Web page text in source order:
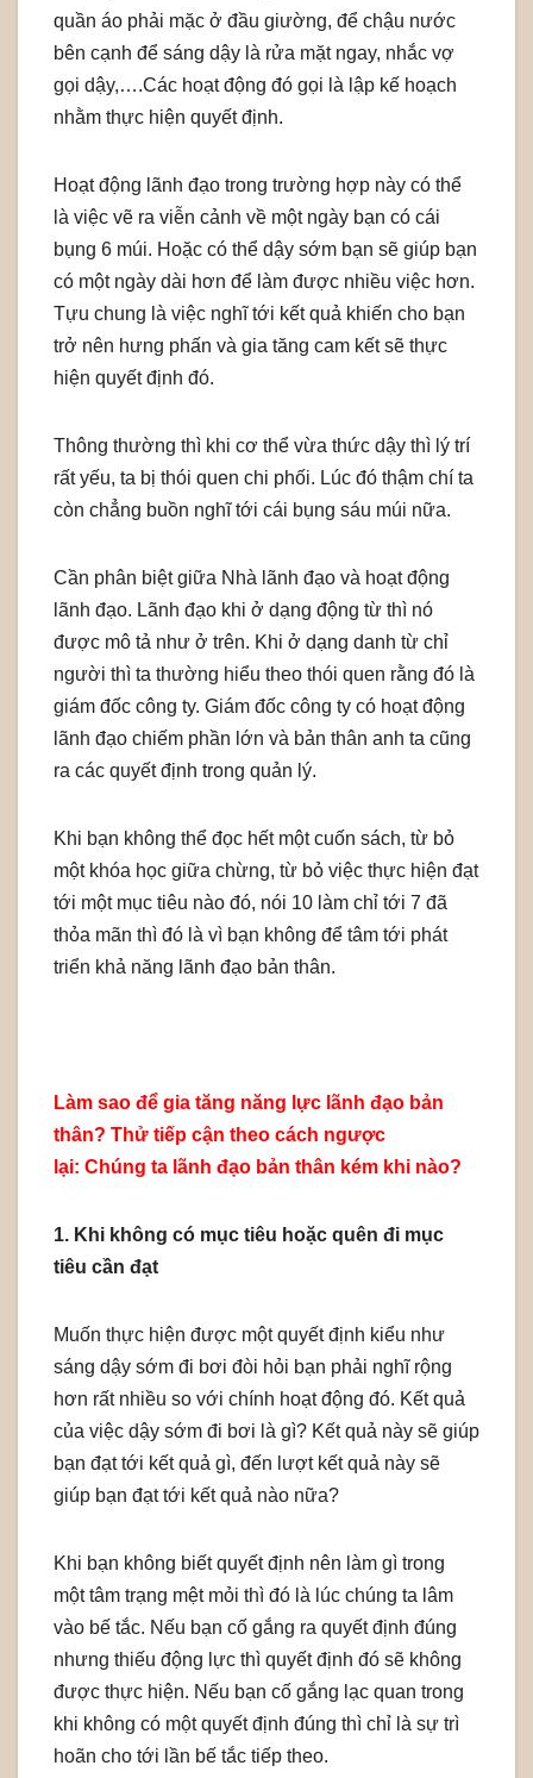
quần áo phải mặc ở đầu giường, để chậu nước
bên cạnh để sáng dậy là rửa mặt ngay, nhắc vợ
gọi dậy,….Các hoạt động đó gọi là lập kế hoạch
nhằm thực hiện quyết định.
Hoạt động lãnh đạo trong trường hợp này có thể
là việc vẽ ra viễn cảnh về một ngày bạn có cái
bụng 6 múi. Hoặc có thể dậy sớm bạn sẽ giúp bạn
có một ngày dài hơn để làm được nhiều việc hơn.
Tựu chung là việc nghĩ tới kết quả khiến cho bạn
trở nên hưng phấn và gia tăng cam kết sẽ thực
hiện quyết định đó.
Thông thường thì khi cơ thể vừa thức dậy thì lý trí
rất yếu, ta bị thói quen chi phối. Lúc đó thậm chí ta
còn chẳng buồn nghĩ tới cái bụng sáu múi nữa.
Cần phân biệt giữa Nhà lãnh đạo và hoạt động
lãnh đạo. Lãnh đạo khi ở dạng động từ thì nó
được mô tả như ở trên. Khi ở dạng danh từ chỉ
người thì ta thường hiểu theo thói quen rằng đó là
giám đốc công ty. Giám đốc công ty có hoạt động
lãnh đạo chiếm phần lớn và bản thân anh ta cũng
ra các quyết định trong quản lý.
Khi bạn không thể đọc hết một cuốn sách, từ bỏ
một khóa học giữa chừng, từ bỏ việc thực hiện đạt
tới một mục tiêu nào đó, nói 10 làm chỉ tới 7 đã
thỏa mãn thì đó là vì bạn không để tâm tới phát
triển khả năng lãnh đạo bản thân.
Làm sao để gia tăng năng lực lãnh đạo bản
thân? Thử tiếp cận theo cách ngược
lại: Chúng ta lãnh đạo bản thân kém khi nào?
1. Khi không có mục tiêu hoặc quên đi mục
tiêu cần đạt
Muốn thực hiện được một quyết định kiểu như
sáng dậy sớm đi bơi đòi hỏi bạn phải nghĩ rộng
hơn rất nhiều so với chính hoạt động đó. Kết quả
của việc dậy sớm đi bơi là gì? Kết quả này sẽ giúp
bạn đạt tới kết quả gì, đến lượt kết quả này sẽ
giúp bạn đạt tới kết quả nào nữa?
Khi bạn không biết quyết định nên làm gì trong
một tâm trạng mệt mỏi thì đó là lúc chúng ta lâm
vào bế tắc. Nếu bạn cố gắng ra quyết định đúng
nhưng thiếu động lực thì quyết định đó sẽ không
được thực hiện. Nếu bạn cố gắng lạc quan trong
khi không có một quyết định đúng thì chỉ là sự trì
hoãn cho tới lần bế tắc tiếp theo.